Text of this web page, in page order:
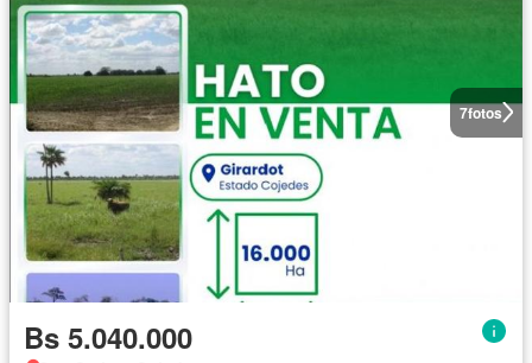
7fotos
Bs 5.040.000